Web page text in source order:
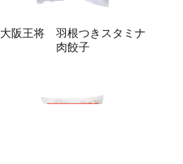
大阪王将 羽根つきスタミナ
肉餃子